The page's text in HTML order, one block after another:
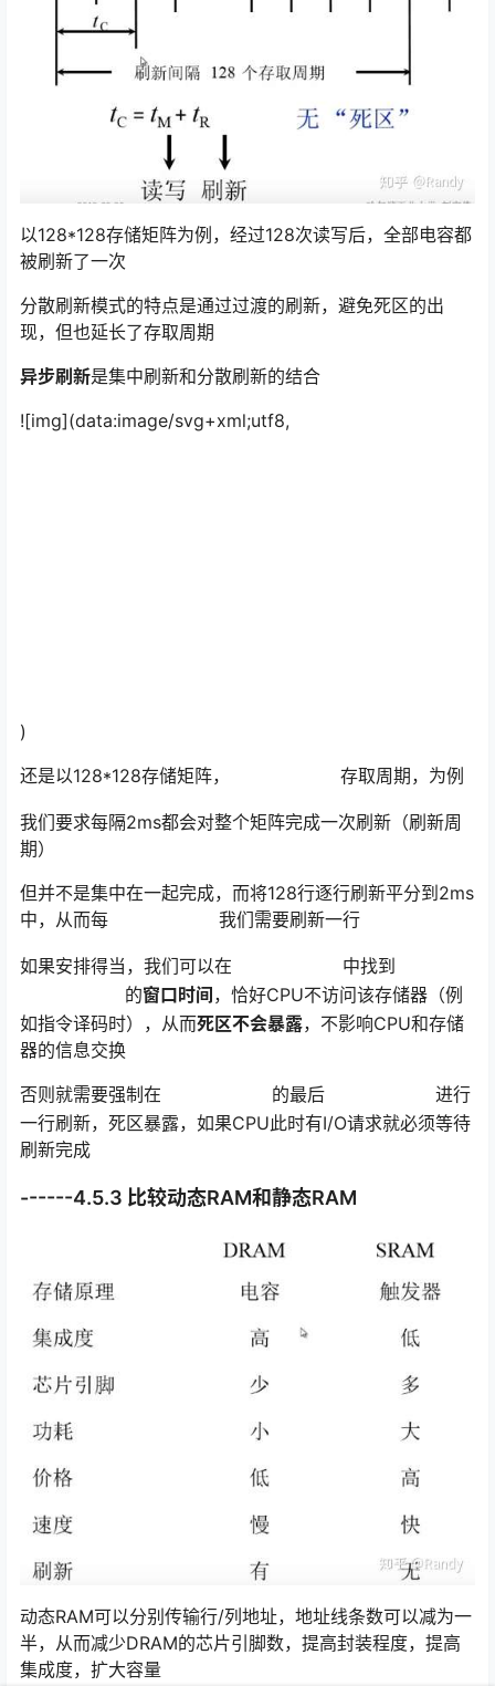
以128*128存储矩阵为例，经过128次读写后，全部电容都
被刷新了一次
分散刷新模式的特点是通过过渡的刷新，避免死区的出
现，但也延长了存取周期
异步刷新是集中刷新和分散刷新的结合
![img](data:image/svg+xml;utf8,
)
还是以128*128存储矩阵，
存取周期，为例
我们要求每隔2ms都会对整个矩阵完成一次刷新（刷新周
期）
但并不是集中在一起完成，而将128行逐行刷新平分到2ms
中，从而每
我们需要刷新一行
如果安排得当，我们可以在
中找到
的窗口时间，恰好CPU不访问该存储器（例
如指令译码时），从而死区不会暴露，不影响CPU和存储
器的信息交换
否则就需要强制在
的最后
进行
一行刷新，死区暴露，如果CPU此时有I/O请求就必须等待
刷新完成
------4.5.3 比较动态RAM和静态RAM
动态RAM可以分别传输行/列地址，地址线条数可以减为一
半，从而减少DRAM的芯片引脚数，提高封装程度，提高
集成度，扩大容量